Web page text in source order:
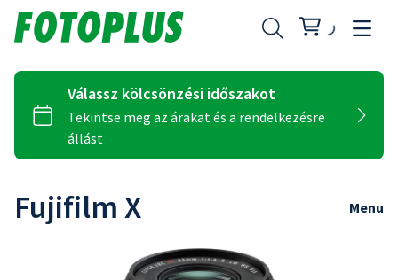
Fujifilm X Menu